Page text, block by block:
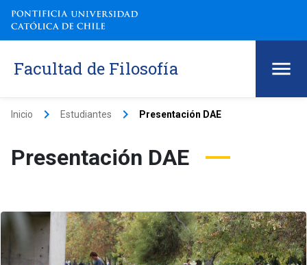
Facultad de Filosofía
Inicio keyboard_arrow_right Estudiantes keyboard_arrow_right Presentación DAE
Presentación DAE